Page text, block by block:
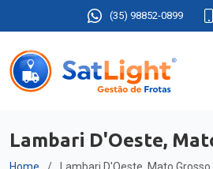
(35) 98852-0899
Lambari D'Oeste,